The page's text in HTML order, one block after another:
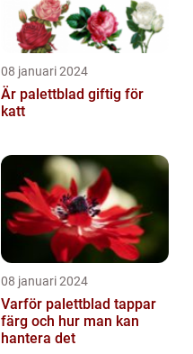
08 januari 2024
Är palettblad giftig för
katt
08 januari 2024
Varför palettblad tappar
färg och hur man kan
hantera det